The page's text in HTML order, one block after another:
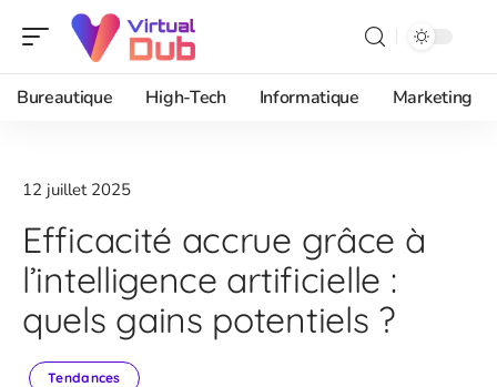
Bureautique High-Tech Informatique Marketing
12 juillet 2025
Efficacité accrue grâce à
l’intelligence artificielle :
quels gains potentiels ?
Tendances